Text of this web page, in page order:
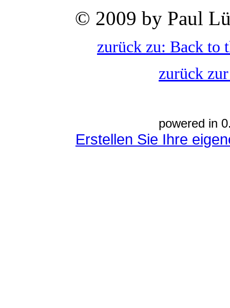
© 2009 by Paul
zurück zu: Back to
zurück
powered in
Erstellen Sie Ihre